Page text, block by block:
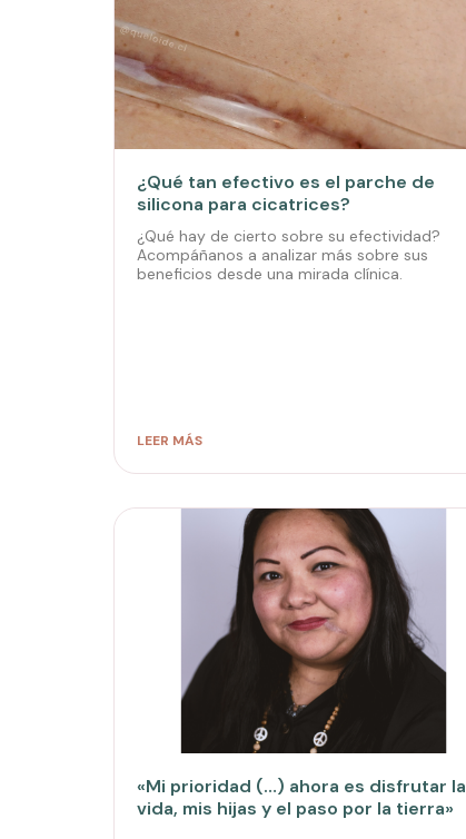
¿Qué tan efectivo es el parche de
silicona para cicatrices?
¿Qué hay de cierto sobre su efectividad?
Acompáñanos a analizar más sobre sus
beneficios desde una mirada clínica.
LEER MÁS
«Mi prioridad (…) ahora es disfrutar la
vida, mis hijas y el paso por la tierra»